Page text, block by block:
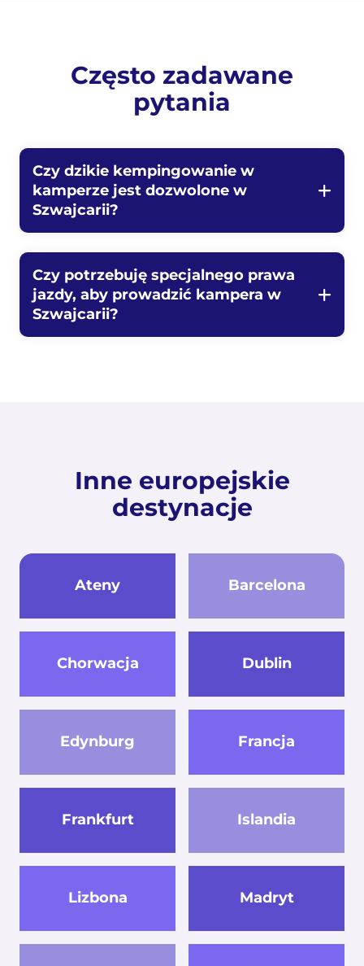
Często zadawane
pytania
Czy dzikie kempingowanie w
kamperze jest dozwolone w
Szwajcarii?
Czy potrzebuję specjalnego prawa
jazdy, aby prowadzić kampera w
Szwajcarii?
Inne europejskie
destynacje
Ateny Barcelona
Chorwacja Dublin
Edynburg Francja
Frankfurt Islandia
Lizbona Madryt